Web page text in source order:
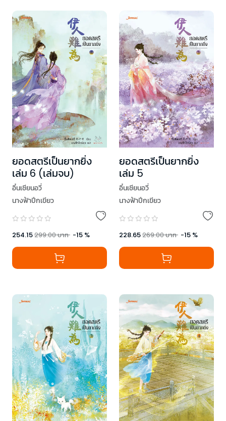
ยอดสตรีเป็นยากยิ่ง
เล่ม 6 (เล่มจบ)
อิ๋นเชียนอวี่
นางฟ้าปีกเขียว
254.15299.00บาท -15 %
ยอดสตรีเป็นยากยิ่ง
เล่ม 5
อิ๋นเชียนอวี่
นางฟ้าปีกเขียว
228.65269.00บาท -15 %